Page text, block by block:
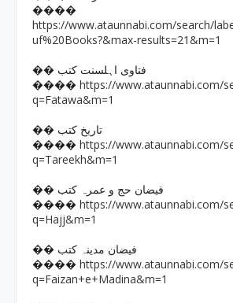
����
https://www.ataunnabi.com/search/
uf%20Books?&max-results=21&m=1
�� فتاوی اہلسنت کتب
���� https://www.ataunnabi.com/
q=Fatawa&m=1
�� تاریخ کتب
���� https://www.ataunnabi.com/
q=Tareekh&m=1
�� فیضان حج و عمرہ کتب
���� https://www.ataunnabi.com/
q=Hajj&m=1
�� فیضان مدینہ کتب
���� https://www.ataunnabi.com/
q=Faizan+e+Madina&m=1